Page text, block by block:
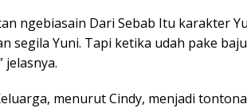
ngebiasain Dari Sebab Itu karakter
segila Yuni. Tapi ketika udah pake
jelasnya.
menurut Cindy, menjadi